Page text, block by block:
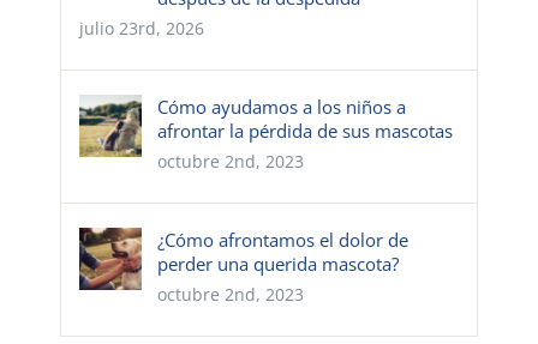
julio 23rd, 2026
Cómo ayudamos a los niños a
afrontar la pérdida de sus mascotas
octubre 2nd, 2023
¿Cómo afrontamos el dolor de
perder una querida mascota?
octubre 2nd, 2023